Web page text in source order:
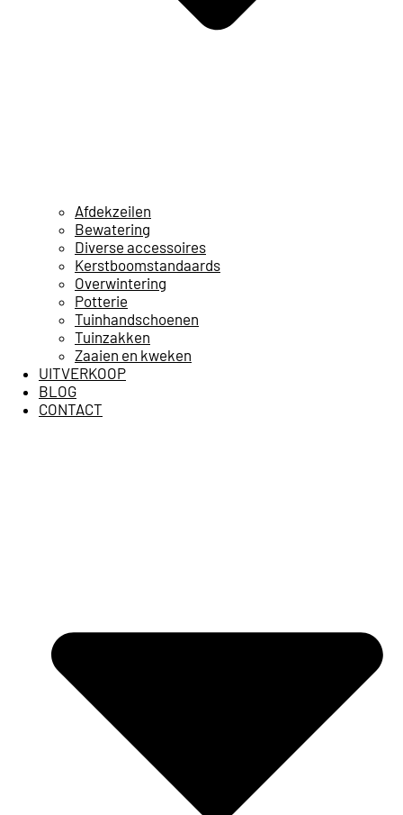
Afdekzeilen
Bewatering
Diverse accessoires
Kerstboomstandaards
Overwintering
Potterie
Tuinhandschoenen
Tuinzakken
Zaaien en kweken
UITVERKOOP
BLOG
CONTACT